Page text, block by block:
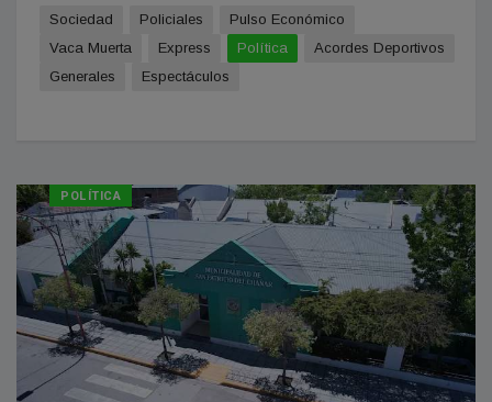
Sociedad Policiales
Pulso Económico
Vaca Muerta
Express Política
Acordes Deportivos
Generales
Espectáculos
POLÍTICA